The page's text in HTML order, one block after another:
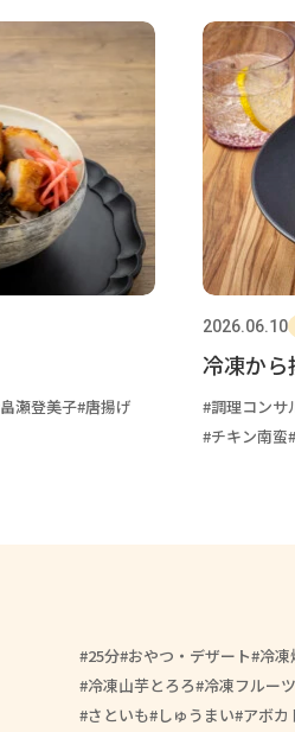
畠瀬登美子 唐揚げ
2026.06.10
冷凍から
調理コンサ
チキン南蛮
25分 おやつ・デザート 冷凍
冷凍山芋とろろ 冷凍フルーツ
さといも しゅうまい アボカ